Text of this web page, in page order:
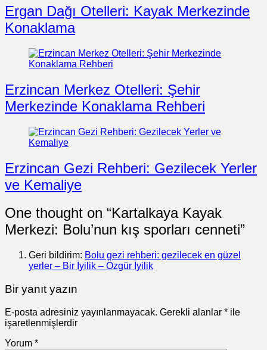
Ergan Dağı Otelleri: Kayak Merkezinde
Konaklama
Erzincan Merkez Otelleri: Şehir
Merkezinde Konaklama Rehberi
Erzincan Gezi Rehberi: Gezilecek Yerler
ve Kemaliye
One thought on “Kartalkaya Kayak
Merkezi: Bolu’nun kış sporları cenneti”
Geri bildirim: Bolu gezi rehberi: gezilecek en güzel
yerler – Bir İyilik – Özgür İyilik
Bir yanıt yazın
E-posta adresiniz yayınlanmayacak. Gerekli alanlar * ile
işaretlenmişlerdir
Yorum *